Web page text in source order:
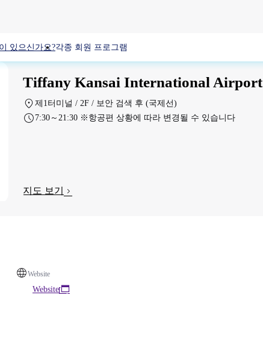
있으신가요?각종 회원 프로그램
Tiffany Kansai International Airport
제1터미널 / 2F / 보안 검색 후 (국제선)
7:30～21:30 ※항공편 상황에 따라 변경될 수 있습니다
지도 보기
Website
Website